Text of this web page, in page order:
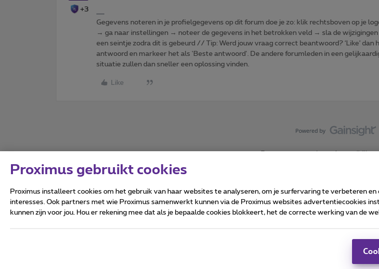
+3
Gegevens noteren in je profielgegevens op dit forum doe je zo: klik rechtsboven op je
→ ga naar instellingen → noteer de gegevens in het betrokken veld → sla de wijzigingen
een seintje zodra dit is gebeurd // Tip: Werd jouw vraag correct beantwoord? ‘Like’ dan
antwoord en markeer het als 'Beste antwoord'. De andere forumleden in een
situatie zullen dan sneller een oplossing vinden.
Like
Forumvoorwaarden Accessibility
Alle rechten voorbehouden. ©2026Proximus
Proximus gebruikt cookies
Proximus installeert cookies om het gebruik van haar websites te analyseren, om je surfervaring te verbeteren
interesses. Ook partners met wie Proximus samenwerkt kunnen via de Proximus websites advertentiecookies
kunnen zijn voor jou. Hou er rekening mee dat als je bepaalde cookies blokkeert, het de correcte werking van de